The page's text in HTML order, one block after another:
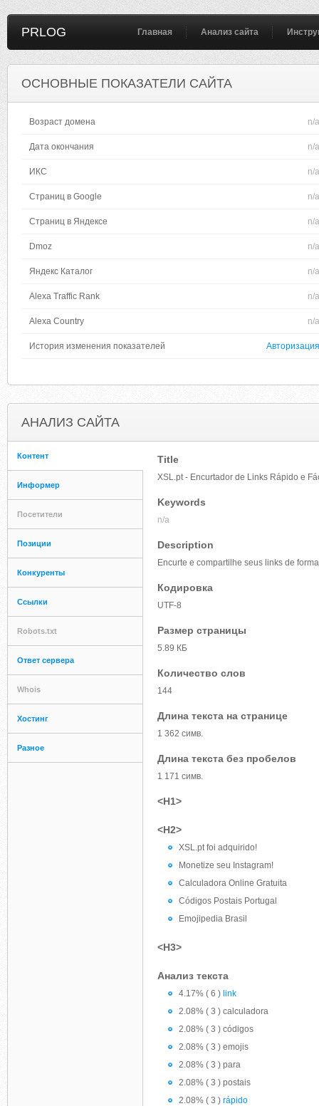
PRLOG Главная Анализ сайта
ОСНОВНЫЕ ПОКАЗАТЕЛИ САЙТА
Возраст домена n/a
Дата окончания n/a
ИКС n/a
Страниц в Google n/a
Страниц в Яндексе n/a
Dmoz n/a
Яндекс Каталог n/a
Alexa Traffic Rank n/a
Alexa Country n/a
История изменения показателей Авторизация
АНАЛИЗ САЙТА
Контент
Информер
Посетители
Позиции
Конкуренты
Ссылки
Robots.txt
Ответ сервера
Whois
Хостинг
Разное
Title
XSL.pt - Encurtador de Links Rápido e
Keywords
n/a
Description
Encurte e compartilhe seus links de
Кодировка
UTF-8
Размер страницы
5.89 КБ
Количество слов
144
Длина текста на странице
1 362 симв.
Длина текста без пробелов
1 171 симв.
<H1>
<H2>
XSL.pt foi adquirido!
Monetize seu Instagram!
Calculadora Online Gratuita
Códigos Postais Portugal
Emojipedia Brasil
<H3>
Анализ текста
4.17% ( 6 ) link
2.08% ( 3 ) calculadora
2.08% ( 3 ) códigos
2.08% ( 3 ) emojis
2.08% ( 3 ) para
2.08% ( 3 ) postais
2.08% ( 3 ) rápido